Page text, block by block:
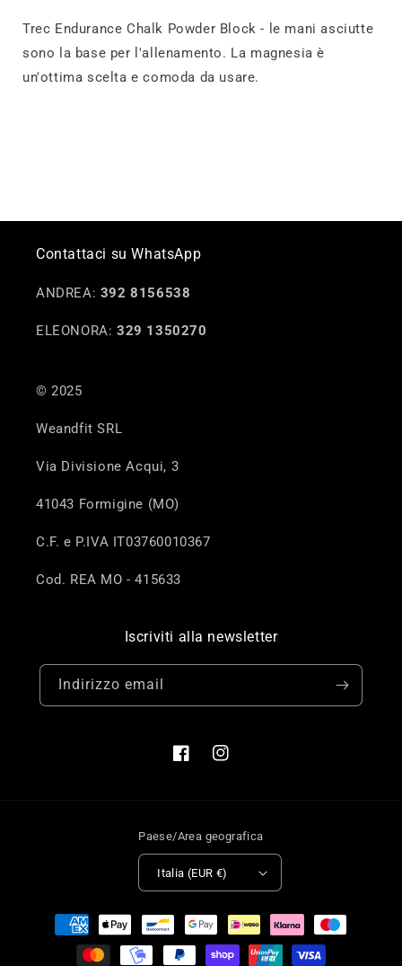
Trec Endurance Chalk Powder Block - le mani asciutte
sono la base per l'allenamento. La magnesia è
un'ottima scelta e comoda da usare.
Contattaci su WhatsApp
ANDREA: 392 8156538
ELEONORA: 329 1350270
© 2025
Weandfit SRL
Via Divisione Acqui, 3
41043 Formigine (MO)
C.F. e P.IVA IT03760010367
Cod. REA MO - 415633
Iscriviti alla newsletter
Indirizzo email
FacebookInstagram
Paese/Area geografica
Italia (EUR €)
Metodi